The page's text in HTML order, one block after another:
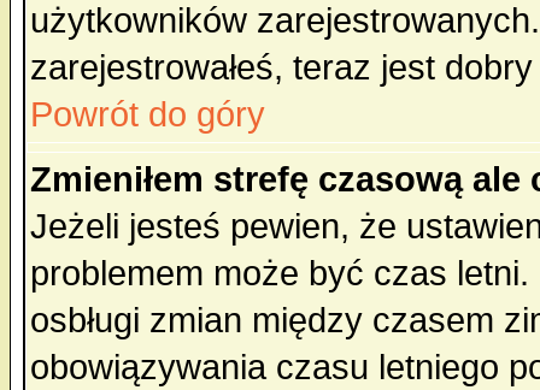
użytkowników
zarejestrowałeś, teraz jest
Powrót do góry
Zmieniłem strefę czasową
Jeżeli jesteś pewien, że
problemem może być czas
osbługi zmian między czasem
obowiązywania czasu letniego